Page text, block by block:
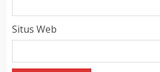
Situs Web